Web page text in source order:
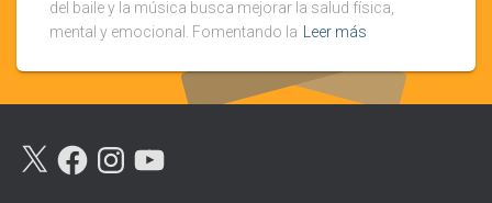
del baile y la música busca mejorar la salud física,
mental y emocional. Fomentando la
Leer más
X
F
A
N
Y
O